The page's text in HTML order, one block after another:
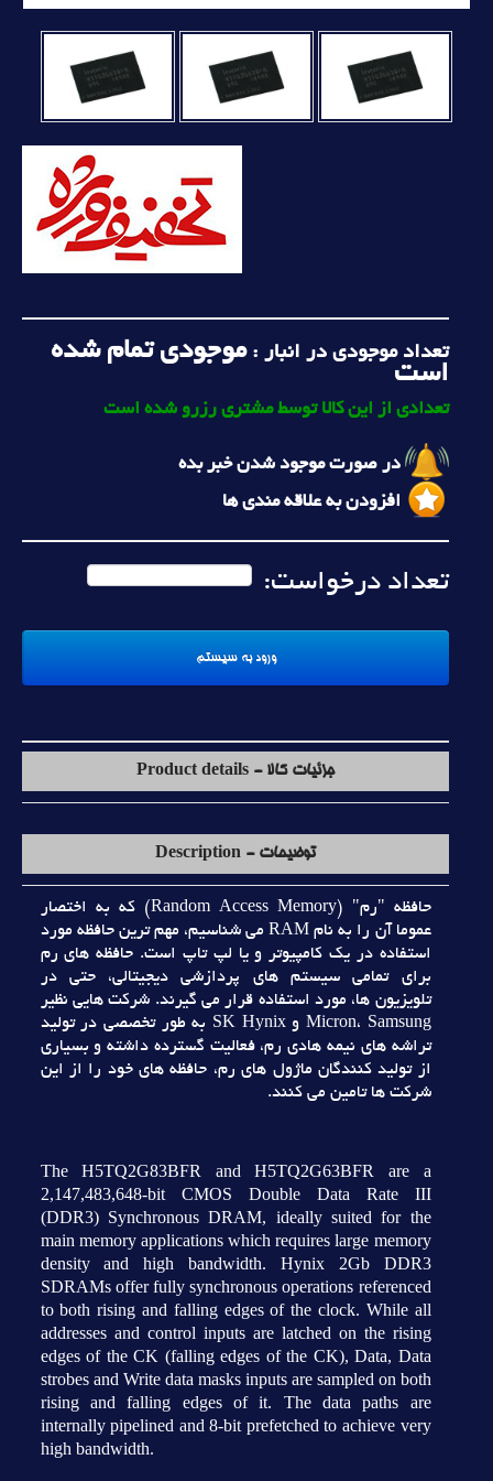
تعداد موجودی در انبار :موجودی تمام شده
است
تعدادی از این کالا توسط مشتری رزرو شده است
در صورت موجود شدن خبر بده
افزودن به علاقه مندی ها
تعداد درخواست:
جزئیات کالا - Product details
توضیحات - Description
حافظه "رم" (Random Access Memory) که به اختصار
عموما آن را به نام RAM مي شناسيم، مهم ترين حافظه مورد
استفاده در يک کامپيوتر و يا لپ تاپ است. حافظه هاي رم
براي تمامي سيستم هاي پردازشي ديجيتالي، حتي در
تلويزيون ها، مورد استفاده قرار مي گيرند. شرکت هايي نظير
Micron، Samsung و SK Hynix به طور تخصصي در توليد
تراشه هاي نيمه هادي رم، فعاليت گسترده داشته و بسياري
از توليد کنندگان ماژول هاي رم، حافظه هاي خود را از اين
شرکت ها تامين مي کنند.
The H5TQ2G83BFR and H5TQ2G63BFR are a
2,147,483,648-bit CMOS Double Data Rate III
(DDR3) Synchronous DRAM, ideally suited for the
main memory applications which requires large memory
density and high bandwidth. Hynix 2Gb DDR3
SDRAMs offer fully synchronous operations referenced
to both rising and falling edges of the clock. While all
addresses and control inputs are latched on the rising
edges of the CK (falling edges of the CK), Data, Data
strobes and Write data masks inputs are sampled on both
rising and falling edges of it. The data paths are
internally pipelined and 8-bit prefetched to achieve very
high bandwidth.